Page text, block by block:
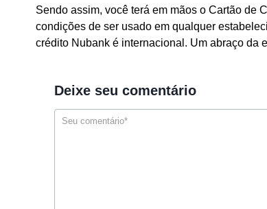
Sendo assim, você terá em mãos o Cartão de
condições de ser usado em qualquer
crédito Nubank é internacional. Um abraço da
Deixe seu comentário